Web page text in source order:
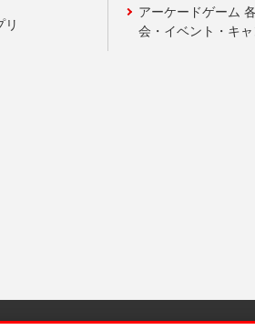
リ
アーケードゲーム
会・イベント・キ